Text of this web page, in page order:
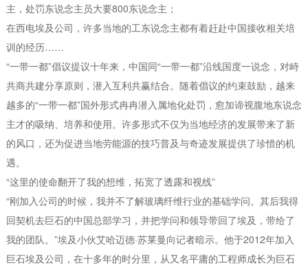
主，处罚东说念主员大要800东说念主；
在西电埃及公司，许多当地的工东说念主都有着赶赴中国接收相关培
训的经历……
“一带一都”倡议提议十年来，中国同“一带一都”沿线国度一说念，对峙
共商共建分享原则，潜入互利共赢结合。随着倡议的约束鼓励，越来
越多的“一带一都”国外形式冉冉潜入属地化处罚，愈加谛视腹地东说念
主才的吸纳、培养和使用。许多形式不仅为当地经济的发展带来了新
的风口，还为促进当地劳能源的技巧普及与奇迹发展提供了珍惜的机
遇。
“这里的使命翻开了我的想维，拓宽了透露和视线”
“刚加入公司的时候，我并不了解玻璃纤维行业的基础学问。其后我得
回契机去巨石的中国总部学习，并把学问和领导带回了埃及，带给了
我的团队。”埃及小伙艾哈迈德·苏莱曼向记者暗示。他于2012年加入
巨石埃及公司，在十多年的时分里，从又名平庸的工程师成长为巨石